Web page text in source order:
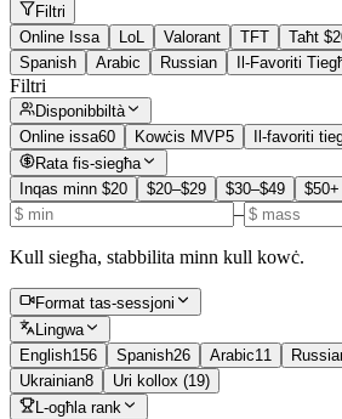
Filtri
Online Issa
LoL Valorant TFT Taħt
Spanish
Arabic Russian Il-Favoriti
Filtri
Disponibbiltà
Online issa60 Kowċis MVP5
Il-favoriti
Rata fis-siegħa
Inqas minn $20
$20–$29 $30–$49 $50+
–
Kull siegħa, stabbilita minn kull kowċ.
Format tas-sessjoni
Lingwa
English156 Spanish26 Arabic11
Ukrainian8
Uri kollox (19)
L-ogħla rank